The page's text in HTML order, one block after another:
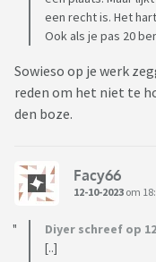
een recht is. Het
Ook als je pas 20
Sowieso op je werk
reden om het niet te
den boze.
Facy66
12-10-2023 om
Diyer schreef op
[..]